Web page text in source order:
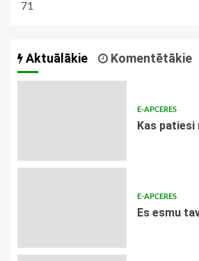
71
Aktuālākie Komentētākie
E-APCERES
​Kas patiesi
E-APCERES
Es esmu